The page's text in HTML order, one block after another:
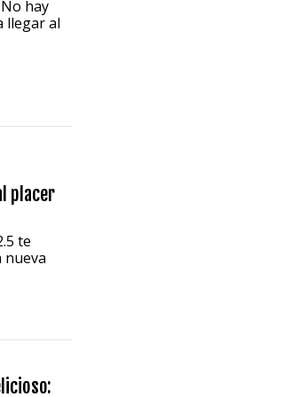
hay
llegar al
placer
te
nueva